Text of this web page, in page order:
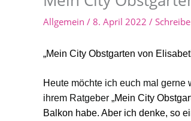
Allgemein / 8. April 2022 /
„Mein City Obstgarten von
Heute möchte ich euch mal gerne
ihrem Ratgeber „Mein City
Balkon habe. Aber ich denke, so